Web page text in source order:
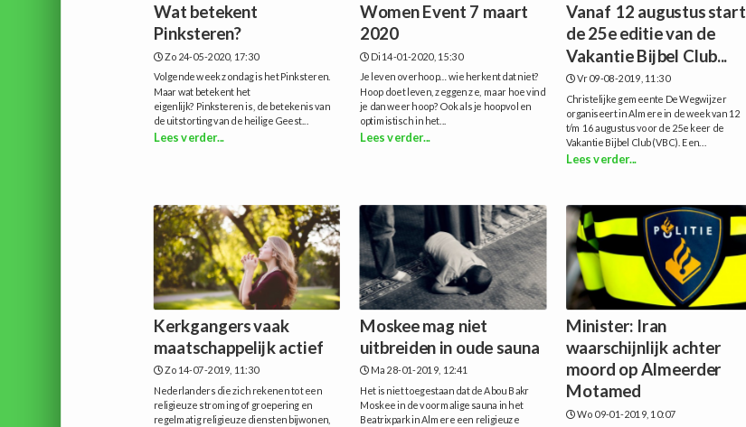
Wat betekent
Pinksteren?
Zo 24-05-2020, 17:30
Volgende week zondag is het Pinksteren.
Maar wat betekent het
eigenlijk? Pinksteren is, de betekenis van
de uitstorting van de heilige Geest...
Lees verder...
Women Event 7 maart
2020
Di 14-01-2020, 15:30
Je leven overhoop… wie herkent dat niet?
Hoop doet leven, zeggen ze, maar hoe vind
je dan weer hoop? Ook als je hoopvol en
optimistisch in het...
Lees verder...
Vanaf 12 augustus start
de 25e editie van de
Vakantie Bijbel Club...
Vr 09-08-2019, 11:30
Christelijke gemeente De Wegwijzer
organiseert in Almere in de week van 12
t/m 16 augustus voor de 25e keer de
Vakantie Bijbel Club (VBC). Een...
Lees verder...
Kerkgangers vaak
maatschappelijk actief
Zo 14-07-2019, 11:30
Nederlanders die zich rekenen tot een
religieuze stroming of groepering en
regelmatig religieuze diensten bijwonen,
Moskee mag niet
uitbreiden in oude sauna
Ma 28-01-2019, 12:41
Het is niet toegestaan dat de Abou Bakr
Moskee in de voormalige sauna in het
Beatrixpark in Almere een religieuze
Minister: Iran
waarschijnlijk achter
moord op Almeerder
Motamed
Wo 09-01-2019, 10:07